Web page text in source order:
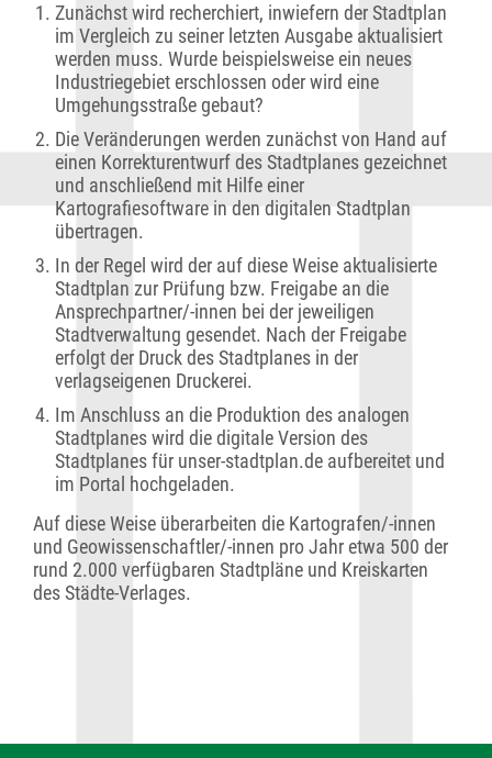
Zunächst wird recherchiert, inwiefern der Stadtplan
im Vergleich zu seiner letzten Ausgabe aktualisiert
werden muss. Wurde beispielsweise ein neues
Industriegebiet erschlossen oder wird eine
Umgehungsstraße gebaut?
Die Veränderungen werden zunächst von Hand auf
einen Korrekturentwurf des Stadtplanes gezeichnet
und anschließend mit Hilfe einer
Kartografiesoftware in den digitalen Stadtplan
übertragen.
In der Regel wird der auf diese Weise aktualisierte
Stadtplan zur Prüfung bzw. Freigabe an die
Ansprechpartner/-innen bei der jeweiligen
Stadtverwaltung gesendet. Nach der Freigabe
erfolgt der Druck des Stadtplanes in der
verlagseigenen Druckerei.
Im Anschluss an die Produktion des analogen
Stadtplanes wird die digitale Version des
Stadtplanes für unser-stadtplan.de aufbereitet und
im Portal hochgeladen.
Auf diese Weise überarbeiten die Kartografen/-innen
und Geowissenschaftler/-innen pro Jahr etwa 500 der
rund 2.000 verfügbaren Stadtpläne und Kreiskarten
des Städte-Verlages.